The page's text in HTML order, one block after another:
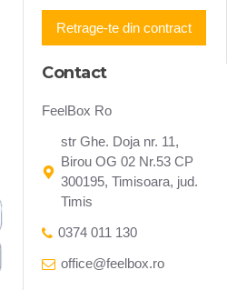
Retrage-te din contract
Contact
FeelBox Ro
str Ghe. Doja nr. 11,
Birou OG 02 Nr.53 CP
300195, Timisoara, jud.
Timis
0374 011 130
office@feelbox.ro